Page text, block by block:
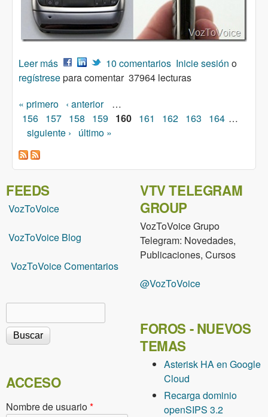
Leer más sobre Conectar el Nokia E71 al servidor Asterisk
10 comentarios Inicie sesión o
regístresepara comentar 37964 lecturas
Páginas
« primero ‹ anterior
…
156 157 158 159 160 161 162 163 164 …
siguiente ›
último »
FEEDS
VozToVoice
VozToVoice Blog
VozToVoice Comentarios
Formulario de búsqueda
ACCESO
Nombre de usuario*
VTV TELEGRAM
GROUP
VozToVoice Grupo
Telegram: Novedades,
Publicaciones, Cursos
@VozToVoice
FOROS - NUEVOS
TEMAS
Asterisk HA en Google
Cloud
Recarga dominio
openSIPS 3.2